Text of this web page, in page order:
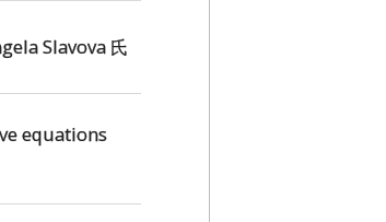
Slavova 氏
equations